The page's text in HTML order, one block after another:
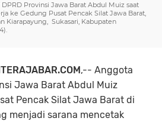
Provinsi Jawa Barat Abdul Muiz saat
ke Gedung Pusat Pencak Silat Jawa Barat,
Kiarapayung, Sukasari, Kabupaten
,-- Anggota
Jawa Barat Abdul Muiz
Pencak Silat Jawa Barat di
menjadi sarana mencetak